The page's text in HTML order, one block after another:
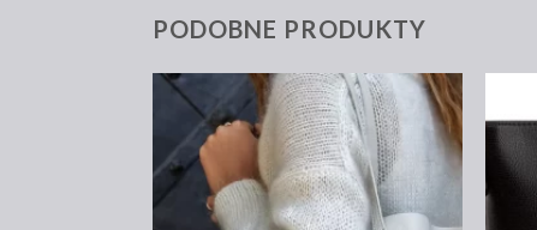
PODOBNE PRODUKTY